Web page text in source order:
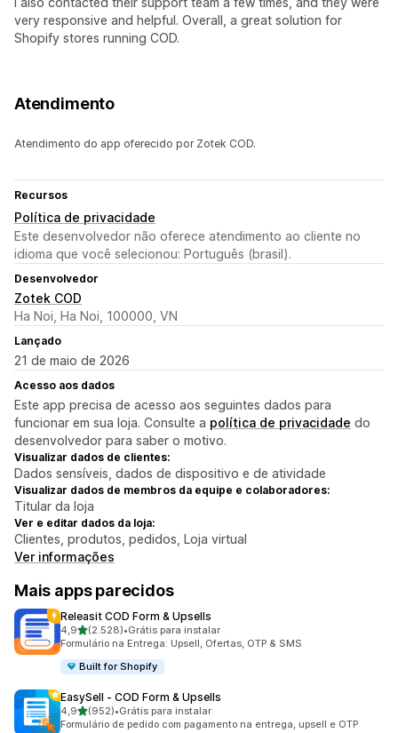
very responsive and helpful. Overall, a great solution for
Shopify stores running COD.
Atendimento
Atendimento do app oferecido por Zotek COD.
Recursos
Política de privacidade
Este desenvolvedor não oferece atendimento ao cliente no
idioma que você selecionou: Português (brasil).
Desenvolvedor
Zotek COD
Ha Noi, Ha Noi, 100000, VN
Lançado
21 de maio de 2026
Acesso aos dados
Este app precisa de acesso aos seguintes dados para
funcionar em sua loja. Consulte a política de privacidade do
desenvolvedor para saber o motivo.
Visualizar dados de clientes:
Dados sensíveis, dados de dispositivo e de atividade
Visualizar dados de membros da equipe e colaboradores:
Titular da loja
Ver e editar dados da loja:
Clientes, produtos, pedidos, Loja virtual
Ver informações
Mais apps parecidos
Releasit COD Form & Upsells
4,9de 5 estrelas
(2.528)
2528 avaliações ao todo
•Grátis para instalar
Formulário na Entrega: Upsell, Ofertas, OTP & SMS
Built for Shopify
EasySell ‑ COD Form & Upsells
4,9de 5 estrelas
(952)
952 avaliações ao todo
•Grátis para instalar
Formulário de pedido com pagamento na entrega, upsell e OTP